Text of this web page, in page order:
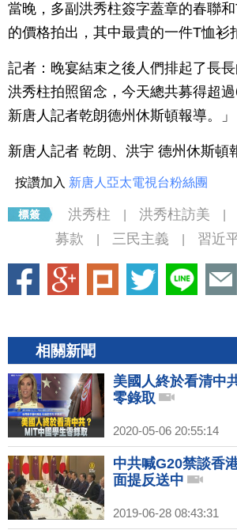
當晚，多副洪秀柱簽字蓋章的春聯
的價格拍出，其中最貴的一件T恤衫
記者：晚宴結束之後人們排起了長
洪秀柱拍照留念，今天總共募得超
新唐人記者乾朗德州休斯頓報導。」
新唐人記者 乾朗、洪宇 德州休斯頓
按讚加入 新唐人亞太電視台粉絲團
洪秀柱 洪秀柱訪美
募款
三民主義 習近
相關新聞
美國人終於看清中
零錄取
2020-05-06 20:55:14
中共喊G20禁談香
面提反送中
2019-06-28 08:43:31